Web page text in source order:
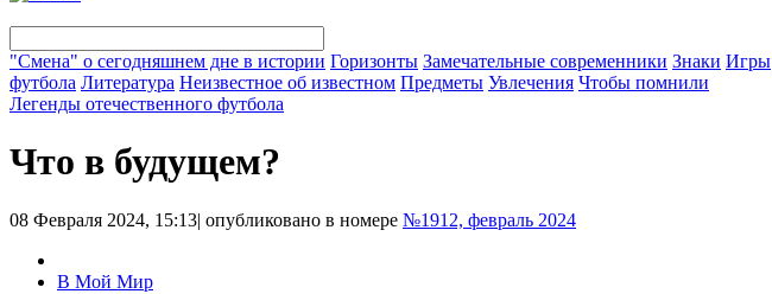
"Смена" о сегодняшнем дне в истории Горизонты Замечательные современники Знаки Игры
футбола Литература Неизвестное об известном Предметы Увлечения Чтобы помнили
Легенды отечественного футбола
Что в будущем?
08 Февраля 2024, 15:13| опубликовано в номере №1912, февраль 2024
В Мой Мир